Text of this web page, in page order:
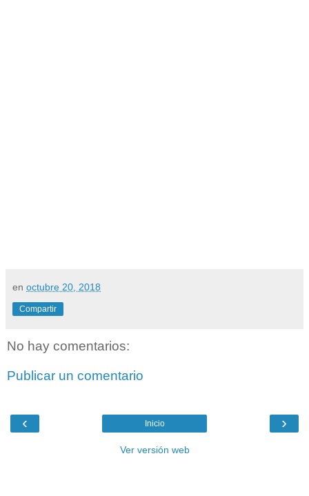
en octubre 20, 2018
Compartir
No hay comentarios:
Publicar un comentario
‹ ›
Inicio
Ver versión web